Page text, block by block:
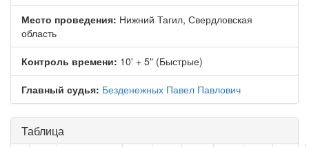
Место проведения: Нижний Тагил, Свердловская
область
Контроль времени: 10' + 5" (Быстрые)
Главный судья: Безденежных Павел Павлович
Таблица